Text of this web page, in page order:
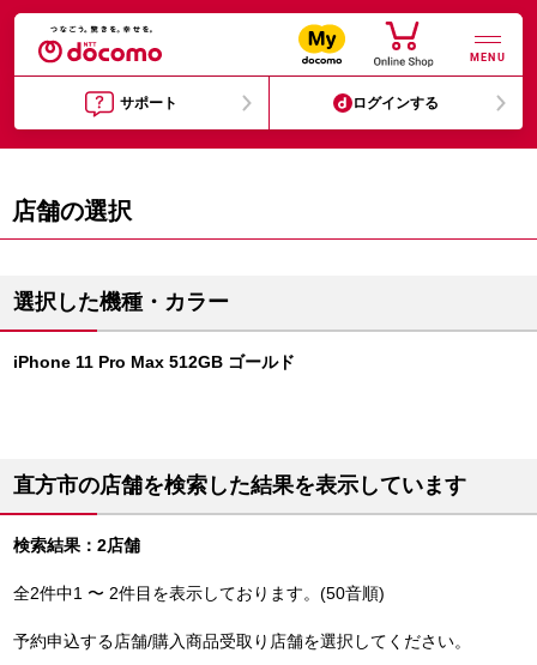
MENU
サポート ログインする
店舗の選択
選択した機種・カラー
iPhone 11 Pro Max 512GB ゴールド
直方市の店舗を検索した結果を表示しています
検索結果：2店舗
全2件中1 〜 2件目を表示しております。(50音順)
予約申込する店舗/購入商品受取り店舗を選択してください。